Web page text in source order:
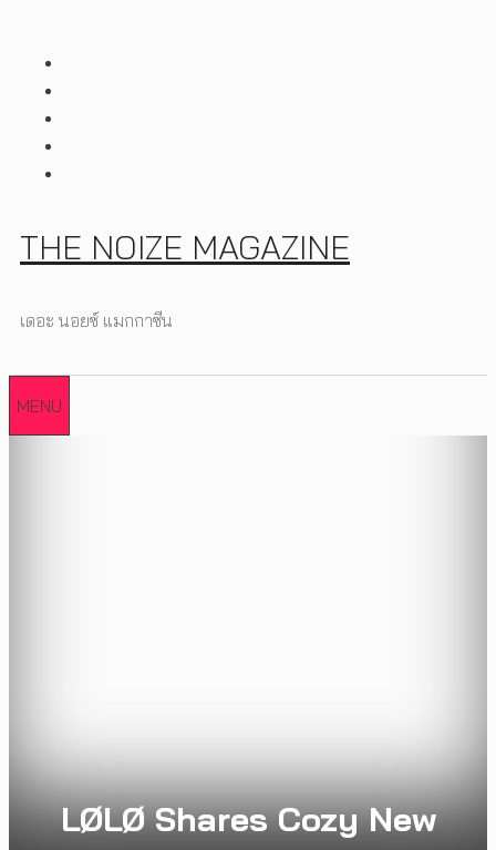
THE NOIZE MAGAZINE
เดอะ นอยซ์ แมกกาซีน
MENU
LØLØ Shares Cozy New